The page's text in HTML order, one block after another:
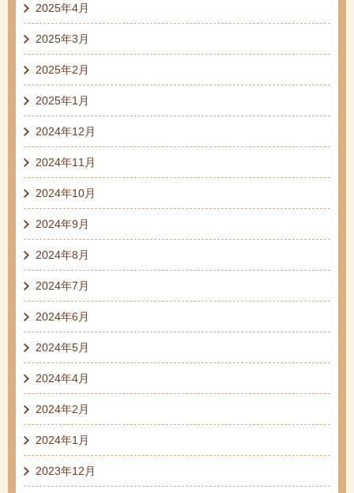
2025年4月
2025年3月
2025年2月
2025年1月
2024年12月
2024年11月
2024年10月
2024年9月
2024年8月
2024年7月
2024年6月
2024年5月
2024年4月
2024年2月
2024年1月
2023年12月